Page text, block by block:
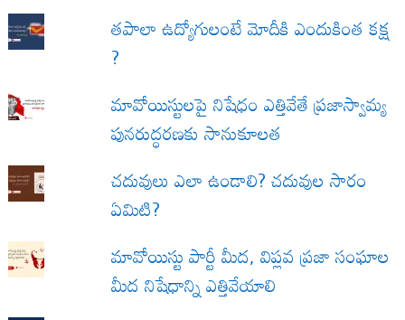
త‌పాలా ఉద్యోగులంటే మోదీకి ఎందుకింత కక్ష
?
మావోయిస్టులపై నిషేధం ఎత్తివేతే ప్రజాస్వామ్య
పునరుద్ధరణకు సానుకూలత
చదువులు ఎలా ఉండాలి? చదువుల సారం
ఏమిటి?
మావోయిస్టు పార్టీ మీద, విప్లవ ప్రజా సంఘాల
మీద నిషేధాన్ని ఎత్తివేయాలి